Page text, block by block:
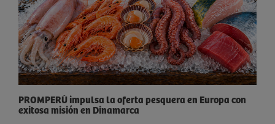
PROMPERÚ impulsa la oferta pesquera en Europa con
exitosa misión en Dinamarca